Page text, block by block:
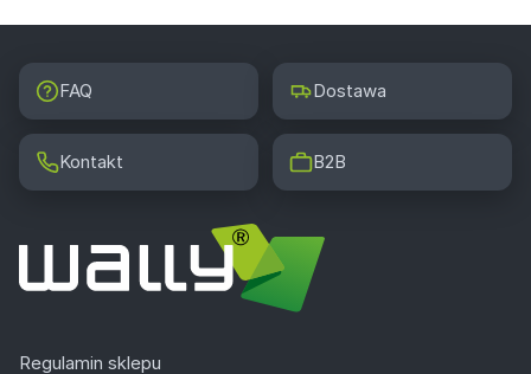
FAQ Dostawa
Kontakt B2B
Regulamin sklepu